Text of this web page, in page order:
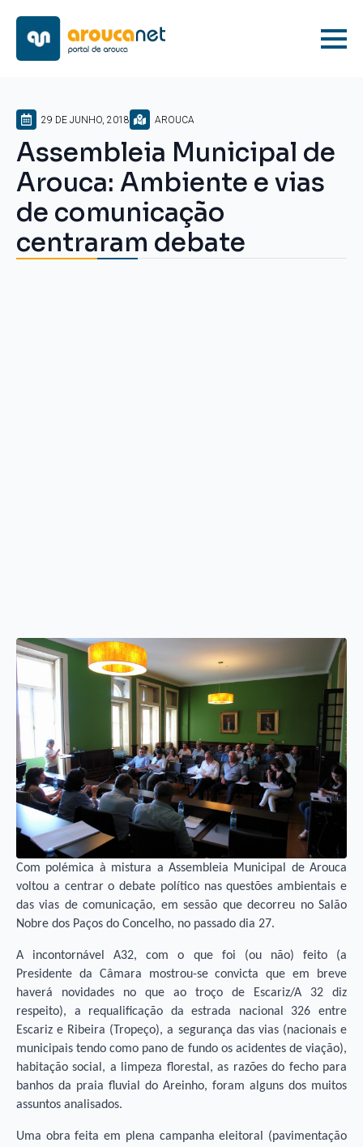
29 DE JUNHO, 2018 AROUCA
Assembleia Municipal de
Arouca: Ambiente e vias
de comunicação
centraram debate
Com polémica à mistura a Assembleia Municipal de Arouca
voltou a centrar o debate político nas questões ambientais e
das vias de comunicação, em sessão que decorreu no Salão
Nobre dos Paços do Concelho, no passado dia 27.
A incontornável A32, com o que foi (ou não) feito (a
Presidente da Câmara mostrou-se convicta que em breve
haverá novidades no que ao troço de Escariz/A 32 diz
respeito), a requalificação da estrada nacional 326 entre
Escariz e Ribeira (Tropeço), a segurança das vias (nacionais e
municipais tendo como pano de fundo os acidentes de viação),
habitação social, a limpeza florestal, as razões do fecho para
banhos da praia fluvial do Areinho, foram alguns dos muitos
assuntos analisados.
Uma obra feita em plena campanha eleitoral (pavimentação